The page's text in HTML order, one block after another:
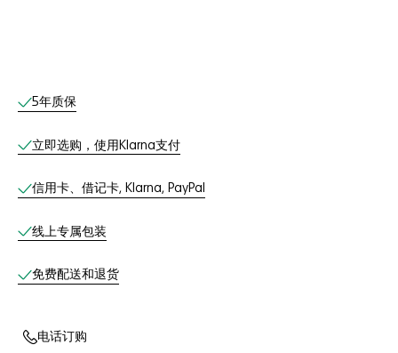
线上服务
5年质保
立即选购，使用Klarna支付
信用卡、借记卡, Klarna, PayPal
线上专属包装
免费配送和退货
电话订购